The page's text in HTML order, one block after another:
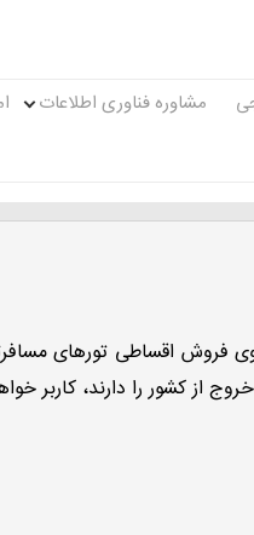
مشاوره فناوری اطلاعات
اقساطی تورهای
از کشور را دارند، کاربر